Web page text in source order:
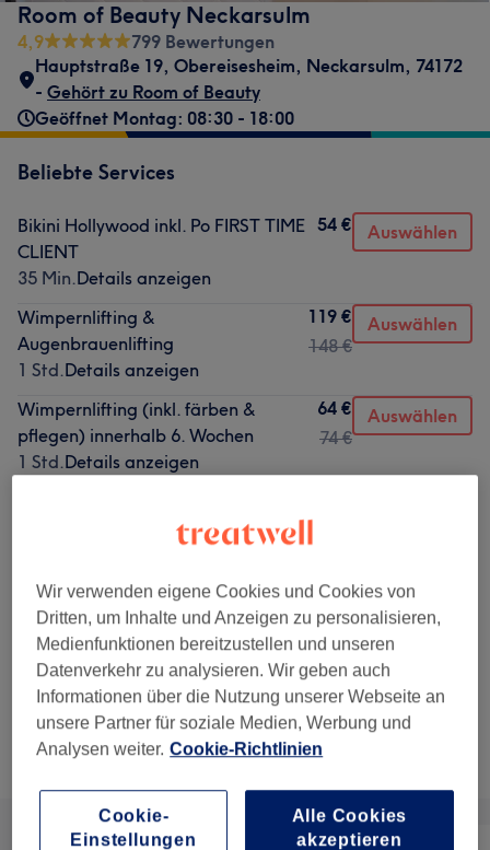
Room of Beauty Neckarsulm
4,9
799 Bewertungen
Hauptstraße 19, Obereisesheim, Neckarsulm, 74172
- Gehört zu Room of Beauty
Geöffnet Montag: 08:30 - 18:00
Beliebte Services
Bikini Hollywood inkl. Po FIRST TIME
CLIENT
35 Min.Details anzeigen
54 € Auswählen
Wimpernlifting &
Augenbrauenlifting
1 Std.Details anzeigen
119 €
148 €
Auswählen
Wimpernlifting (inkl. färben &
pflegen) innerhalb 6. Wochen
1 Std.Details anzeigen
64 €
74 €
Auswählen
färben, zupfen, waxing, pflegen)
45 Min.
Details anzeigen
Spa Pediküre inkl. Meersalz Peeling -
mit Shellac Farblack Folgetermin
innerhalb 6. Wochen
1 Std.Details anzeigen
69 €
74 €
Auswählen
Alle Services
Wir verwenden eigene Cookies und Cookies von
Dritten, um Inhalte und Anzeigen zu personalisieren,
Medienfunktionen bereitzustellen und unseren
Datenverkehr zu analysieren. Wir geben auch
Informationen über die Nutzung unserer Webseite an
unsere Partner für soziale Medien, Werbung und
Analysen weiter. Cookie-Richtlinien
Cookie-
Einstellungen
Alle Cookies
akzeptieren